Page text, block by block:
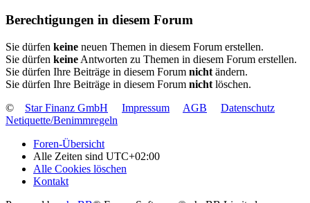
Berechtigungen in diesem Forum
Sie dürfen keine neuen Themen in diesem Forum erstellen.
Sie dürfen keine Antworten zu Themen in diesem Forum erstellen.
Sie dürfen Ihre Beiträge in diesem Forum nicht ändern.
Sie dürfen Ihre Beiträge in diesem Forum nicht löschen.
©
Star Finanz GmbH Impressum AGB
Datenschutz
Netiquette/Benimmregeln
Foren-Übersicht
Alle Zeiten sind UTC+02:00
Alle Cookies löschen
Kontakt